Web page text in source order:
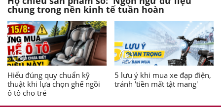
chung trong nền kinh tế tuần hoàn
Hiểu đúng quy chuẩn kỹ
thuật khi lựa chọn ghế ngồi
ô tô cho trẻ
5 lưu ý khi mua xe đạp điện,
tránh 'tiền mất tật mang'